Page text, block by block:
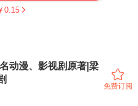
0.15
动漫、影视剧原著|梁
免费订阅